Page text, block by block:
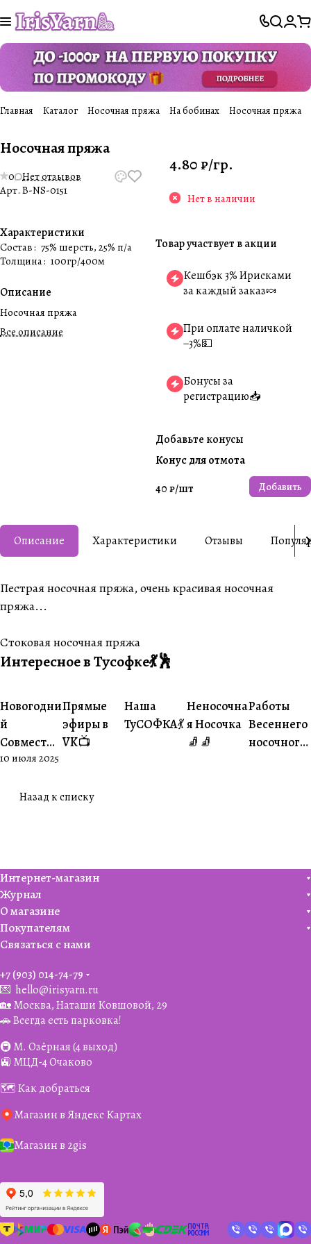
Главная Каталог Носочная пряжа На бобинах Носочная пряжа
Носочная пряжа
0 Нет отзывов
Арт. B-NS-0151
Характеристики
Состав: 75% шерсть, 25% п/а
Толщина: 100гр/400м
Описание
Носочная пряжа
Все описание
4.80 ₽/гр.
Нет в наличии
Товар участвует в акции
Кешбэк 3% Ирисками
за каждый заказ🍬
При оплате наличкой
−3%💵
Бонусы за
регистрацию📥
Добавьте конусы
Конус для отмота
40 ₽/шт Добавить
Описание Характеристики Отзывы
Пестрая носочная пряжа, очень красивая носочная
пряжа...
Стоковая носочная пряжа
Интересное в Тусофке💃🕺
#Совместники
Новогодни
й
Совместни
к🎄
10 июля 2025
#Житуха
Прямые
эфиры в
VK📺
#Совместники
Наша
ТуСОФКА💃
#Ваше
творчество
Неносочна
я Носочка
🧦🧦
#Ваше
Работы
Весеннего
носочного
Назад к списку
Интернет-магазин
Журнал
О магазине
Покупателям
Связаться с нами
+7 (903) 014-74-79‬
💌 hello@irisyarn.ru
🏡 Москва, Наташи Ковшовой, 29
🚗 Всегда есть парковка!
🚇 М. Озёрная (4 выход)
🚉 МЦД-4 Очаково
🗺️ Как добраться
Магазин в Яндекс Картах
Магазин в 2gis